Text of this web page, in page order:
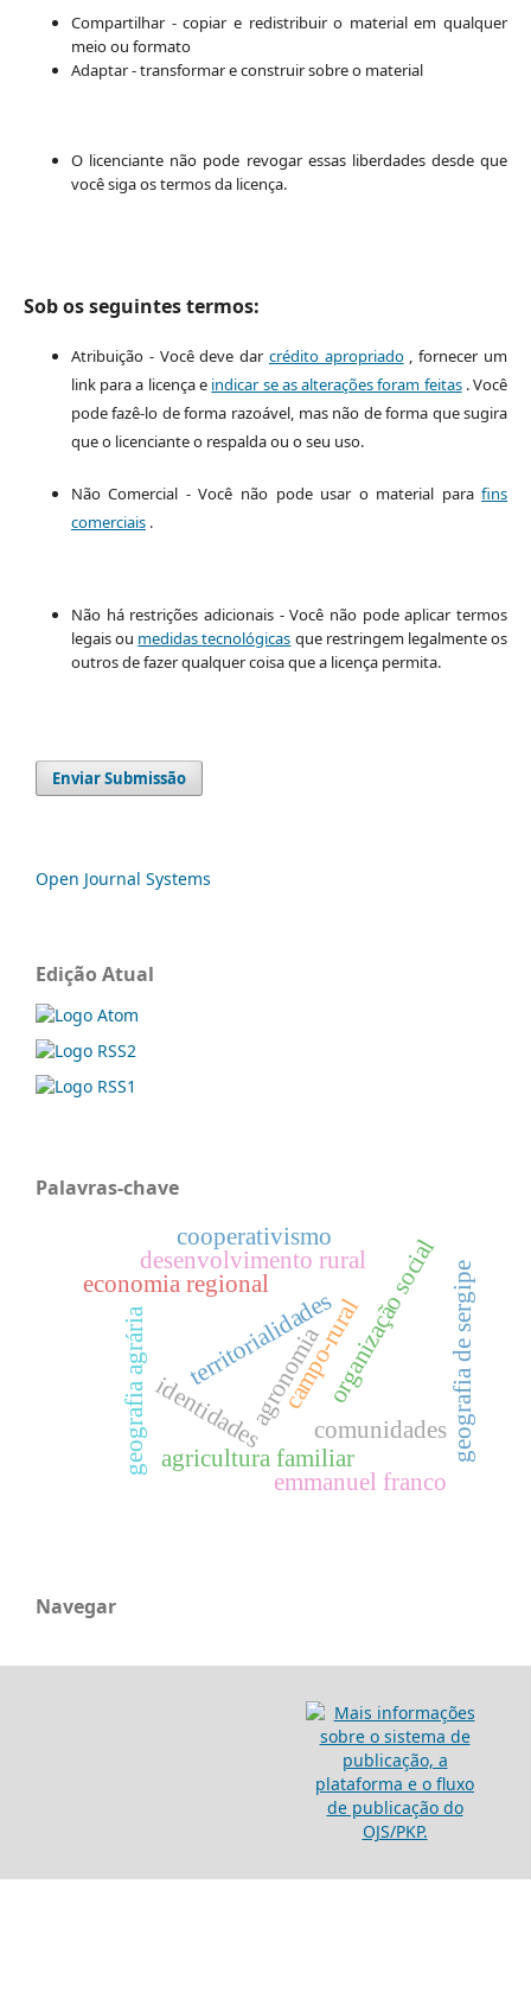
Compartilhar - copiar e redistribuir o material em qualquer
meio ou formato
Adaptar - transformar e construir sobre o material
O licenciante não pode revogar essas liberdades desde que
você siga os termos da licença.
Sob os seguintes termos:
Atribuição - Você deve dar crédito apropriado, fornecer um
link para a licença e indicar se as alterações foram feitas. Você
pode fazê-lo de forma razoável, mas não de forma que sugira
que o licenciante o respalda ou o seu uso.
Não Comercial - Você não pode usar o material parafins
comerciais.
Não há restrições adicionais - Você não pode aplicar termos
legais ou medidas tecnológicas que restringem legalmente os
outros de fazer qualquer coisa que a licença permita.
Enviar Submissão
Open Journal Systems
Edição Atual
Palavras-chave
identidades
territorialidades
comunidades
geografia agrária
economia regional
campo-rural
desenvolvimento rural
agricultura familiar
cooperativismoorganização social
agronomia
emmanuel franco
geografia de sergipe
Navegar